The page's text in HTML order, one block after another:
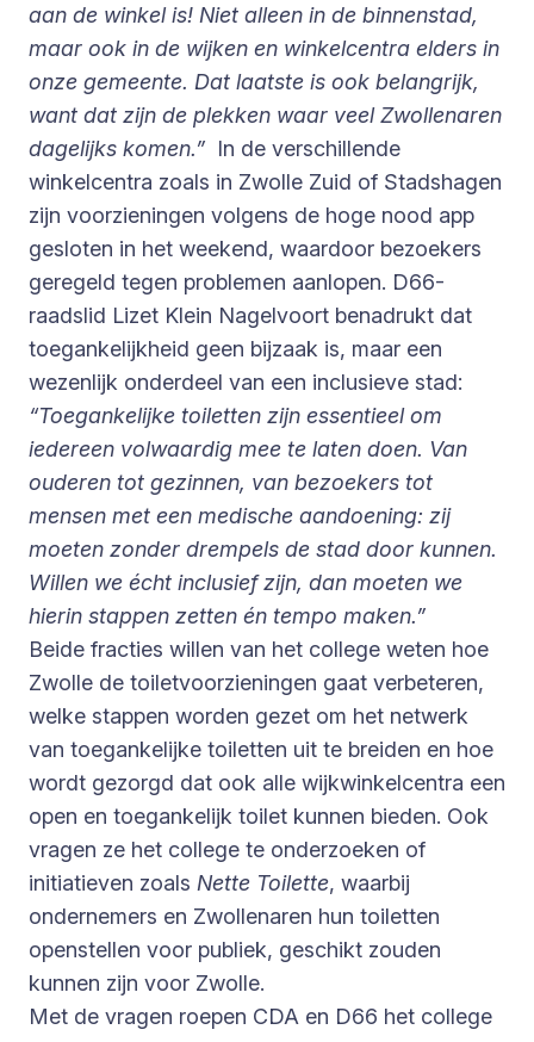
aan de winkel is! Niet alleen in de binnenstad,
maar ook in de wijken en winkelcentra elders in
onze gemeente. Dat laatste is ook belangrijk,
want dat zijn de plekken waar veel Zwollenaren
dagelijks komen.” In de verschillende
winkelcentra zoals in Zwolle Zuid of Stadshagen
zijn voorzieningen volgens de hoge nood app
gesloten in het weekend, waardoor bezoekers
geregeld tegen problemen aanlopen. D66-
raadslid Lizet Klein Nagelvoort benadrukt dat
toegankelijkheid geen bijzaak is, maar een
wezenlijk onderdeel van een inclusieve stad:
“Toegankelijke toiletten zijn essentieel om
iedereen volwaardig mee te laten doen. Van
ouderen tot gezinnen, van bezoekers tot
mensen met een medische aandoening: zij
moeten zonder drempels de stad door kunnen.
Willen we écht inclusief zijn, dan moeten we
hierin stappen zetten én tempo maken.”
Beide fracties willen van het college weten hoe
Zwolle de toiletvoorzieningen gaat verbeteren,
welke stappen worden gezet om het netwerk
van toegankelijke toiletten uit te breiden en hoe
wordt gezorgd dat ook alle wijkwinkelcentra een
open en toegankelijk toilet kunnen bieden. Ook
vragen ze het college te onderzoeken of
initiatieven zoals Nette Toilette, waarbij
ondernemers en Zwollenaren hun toiletten
openstellen voor publiek, geschikt zouden
kunnen zijn voor Zwolle.
Met de vragen roepen CDA en D66 het college